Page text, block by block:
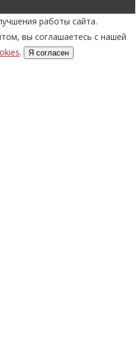
работы сайта.
вы соглашаетесь с нашей
. Я согласен